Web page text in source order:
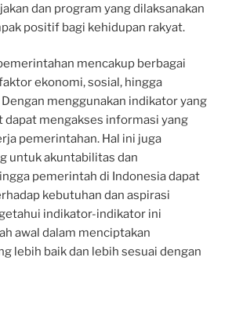
dan program yang dilaksanakan
positif bagi kehidupan rakyat.
mencakup berbagai
ekonomi, sosial, hingga
menggunakan indikator yang
dapat mengakses informasi yang
pemerintahan. Hal ini juga
untuk akuntabilitas dan
pemerintah di Indonesia dapat
kebutuhan dan aspirasi
indikator-indikator ini
awal dalam menciptakan
lebih baik dan lebih sesuai dengan